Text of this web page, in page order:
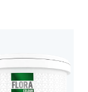
стяжка в